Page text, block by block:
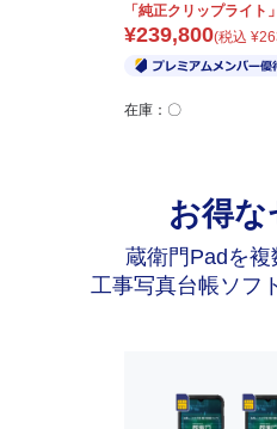
「純正クリップライト
¥239,800(税込 ¥
在庫：〇
お得な
蔵衛門Padを複
工事写真台帳ソフ